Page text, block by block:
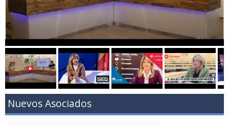
Nuevos Asociados